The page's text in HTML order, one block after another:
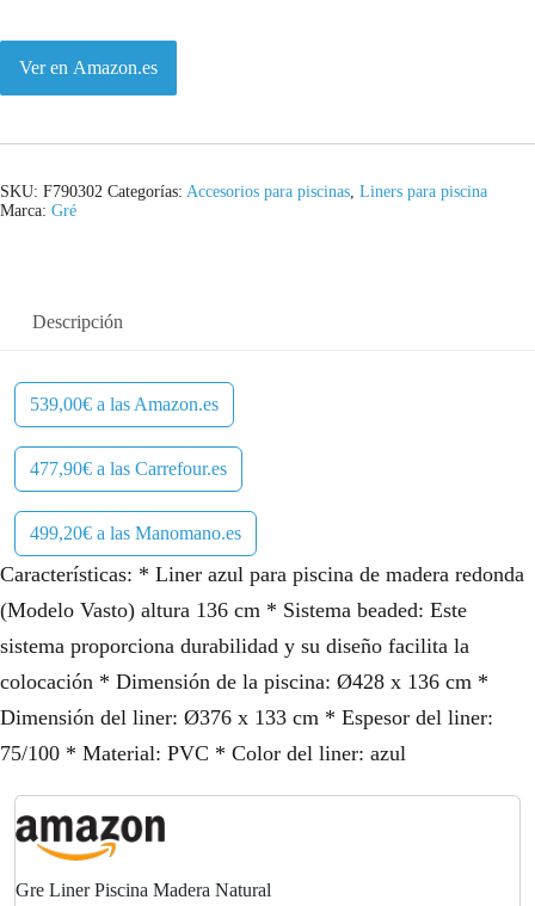
Ver en Amazon.es
SKU: F790302 Categorías: Accesorios para piscinas, Liners para piscina
Marca: Gré
Descripción
539,00€ a las Amazon.es
477,90€ a las Carrefour.es
499,20€ a las Manomano.es
Características: * Liner azul para piscina de madera redonda
(Modelo Vasto) altura 136 cm * Sistema beaded: Este
sistema proporciona durabilidad y su diseño facilita la
colocación * Dimensión de la piscina: Ø428 x 136 cm *
Dimensión del liner: Ø376 x 133 cm * Espesor del liner:
75/100 * Material: PVC * Color del liner: azul
Gre Liner Piscina Madera Natural